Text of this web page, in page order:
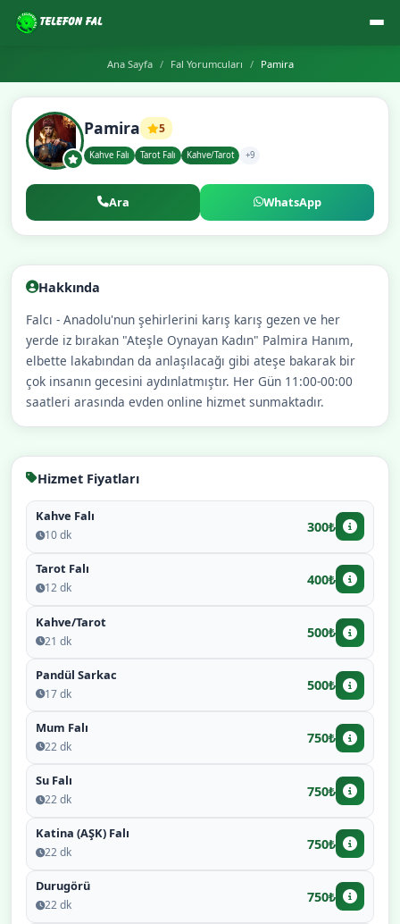
Ana Sayfa Fal Yorumcuları Pamira
Pamira 5
Kahve Falı Tarot Falı Kahve/Tarot +9
Ara WhatsApp
Hakkında
Falcı - Anadolu'nun şehirlerini karış karış gezen ve her
yerde iz bırakan "Ateşle Oynayan Kadın" Palmira Hanım,
elbette lakabından da anlaşılacağı gibi ateşe bakarak bir
çok insanın gecesini aydınlatmıştır. Her Gün 11:00-00:00
saatleri arasında evden online hizmet sunmaktadır.
Hizmet Fiyatları
Kahve Falı
10 dk 300₺
Tarot Falı
12 dk 400₺
Kahve/Tarot
21 dk 500₺
Pandül Sarkac
17 dk 500₺
Mum Falı
22 dk 750₺
Su Falı
22 dk 750₺
Katina (AŞK) Falı
22 dk 750₺
Durugörü
22 dk 750₺